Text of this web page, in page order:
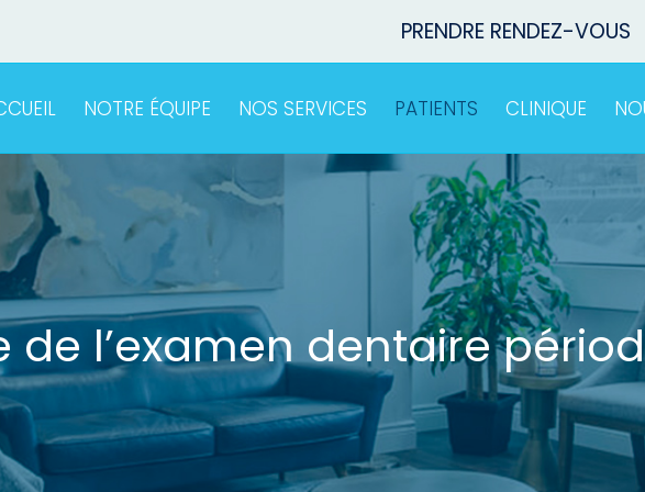
PRENDRE RENDEZ-VOUS
NOTRE ÉQUIPE NOS SERVICES PATIENTS CLINIQUE
l’examen dentaire